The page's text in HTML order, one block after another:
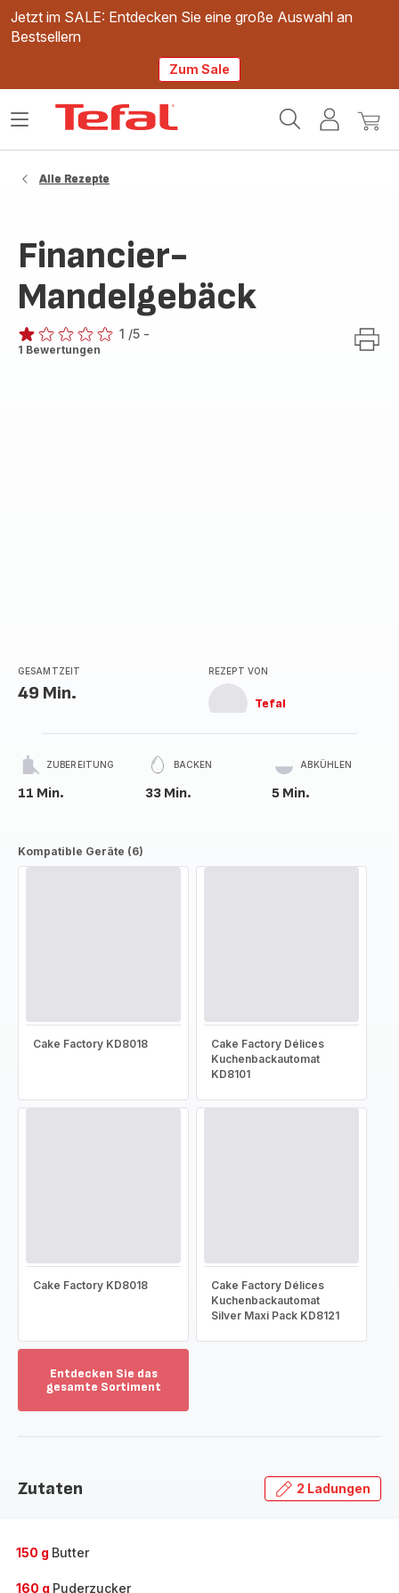
Jetzt im SALE: Entdecken Sie eine große Auswahl an
Bestsellern
Zum Sale
Mein
Mein
Das
Alle Rezepte
Financier-
Mandelgebäck
Bewertung
1 /5 -
1 Bewertungen
GESAMTZEIT
49 Min.
REZEPT VON
Tefal
ZUBEREITUNG
11 Min.
BACKEN
33 Min.
ABKÜHLEN
5 Min.
Kompatible Geräte (6)
Cake Factory KD8018
Cake Factory Délices
Kuchenbackautomat
KD8101
Cake Factory KD8018
Cake Factory Délices
Kuchenbackautomat
Silver Maxi Pack KD8121
Entdecken Sie das
gesamte Sortiment
das
Zutaten 2 Ladungen
150 g Butter
160 g Puderzucker